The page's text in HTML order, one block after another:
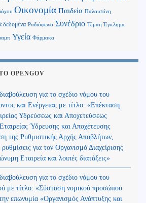
Οικονομία Παιδεία Παλαιστίνη
δεδομένα Ραδιόφωνο Συνέδριο Τέμπη Έγκλημα
Υγεία Φάρμακα
OPENGOV
για το σχέδιο νόμου του
και Ενέργειας με τίτλο: «Επέκταση
Υδρεύσεως και Αποχετεύσεως
Ύδρευσης και Αποχέτευσης
της Ρυθμιστικής Αρχής Αποβλήτων,
για τον Οργανισμό Διαχείρισης
Εταιρεία και λοιπές διατάξεις»
για το σχέδιο νόμου του
με τίτλο: «Σύσταση νομικού προσώπου
επωνυμία «Οργανισμός Ανάπτυξης και